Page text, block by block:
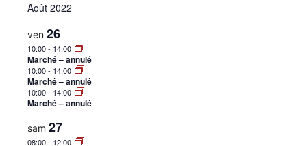
Août 2022
ven 26
10:00- 14:00
Marché – annulé
10:00- 14:00
Marché – annulé
10:00- 14:00
Marché – annulé
sam 27
08:00- 12:00